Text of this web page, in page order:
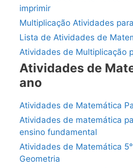
imprimir
Multiplicação Atividades
Lista de Atividades de
Atividades de Multiplicação
Atividades de
ano
Atividades de Matemática
Atividades de matemática
ensino fundamental
Atividades de Matemática
Geometria